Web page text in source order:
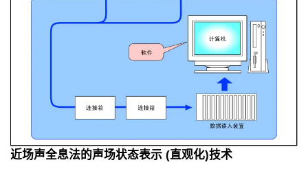
近场声全息法的声场状态表示 (直观化)技术